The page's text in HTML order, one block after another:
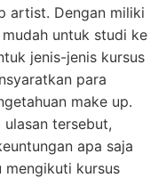
artist. Dengan miliki
untuk studi ke
jenis-jenis kursus
para
make up.
ulasan tersebut,
apa saja
mengikuti kursus